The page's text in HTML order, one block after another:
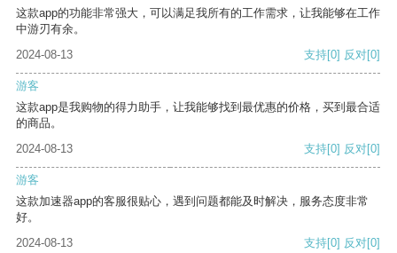
这款app的功能非常强大，可以满足我所有的工作需求，让我能够在工作
中游刃有余。
2024-08-13
支持[0] 反对[0]
游客
这款app是我购物的得力助手，让我能够找到最优惠的价格，买到最合适
的商品。
2024-08-13
支持[0] 反对[0]
游客
这款加速器app的客服很贴心，遇到问题都能及时解决，服务态度非常
好。
2024-08-13
支持[0] 反对[0]